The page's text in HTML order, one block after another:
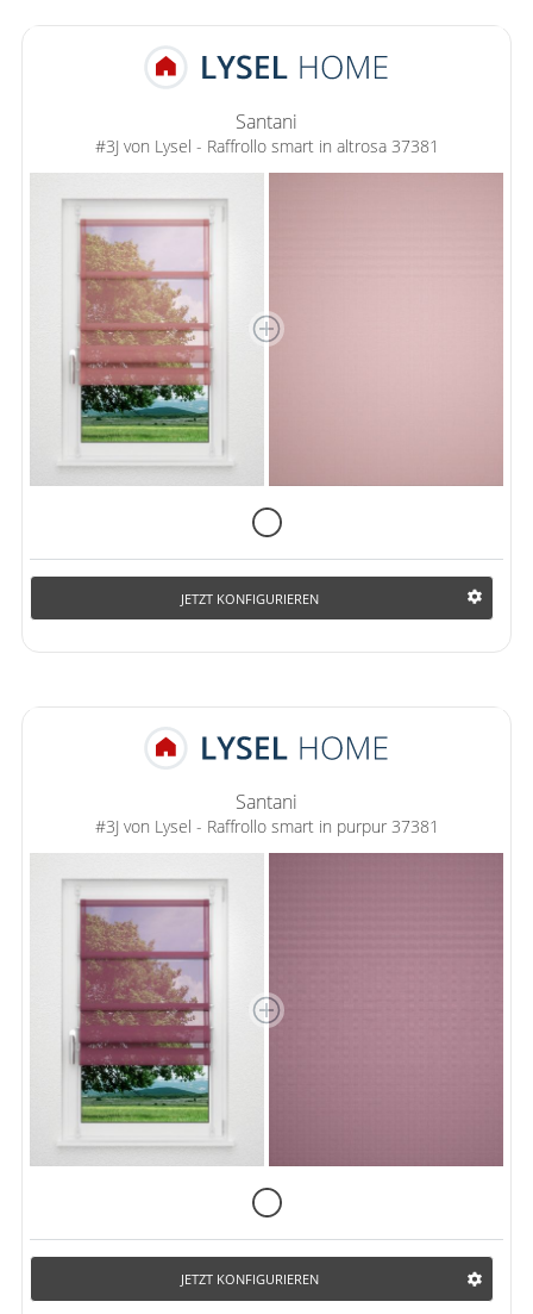
Santani
#3J von Lysel - Raffrollo smart in altrosa 37381
JETZT KONFIGURIEREN
Santani
#3J von Lysel - Raffrollo smart in purpur 37381
JETZT KONFIGURIEREN